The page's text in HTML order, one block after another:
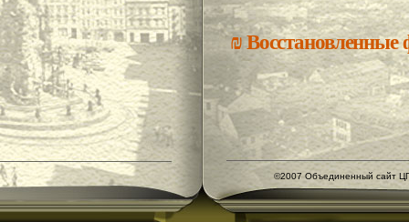
₪
©2007 Объединенный сайт